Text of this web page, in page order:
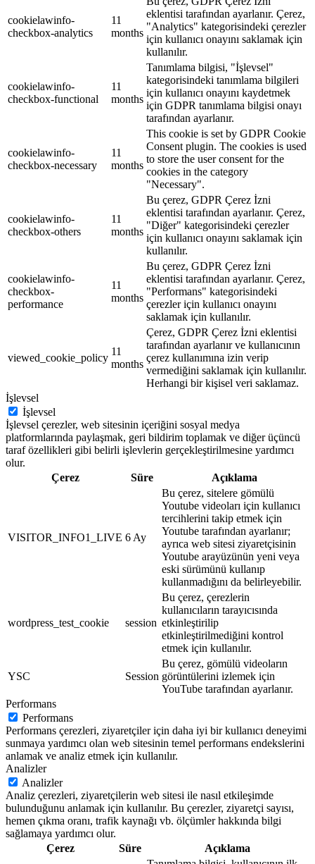
cookielawinfo-
checkbox-analytics
11
months
eklentisi tarafından ayarlanır. Çerez,
"Analytics" kategorisindeki çerezler
için kullanıcı onayını saklamak için
kullanılır.
cookielawinfo-
checkbox-functional
11
months
Tanımlama bilgisi, "İşlevsel"
kategorisindeki tanımlama bilgileri
için kullanıcı onayını kaydetmek
için GDPR tanımlama bilgisi onayı
tarafından ayarlanır.
cookielawinfo-
checkbox-necessary
11
months
This cookie is set by GDPR Cookie
Consent plugin. The cookies is used
to store the user consent for the
cookies in the category
"Necessary".
cookielawinfo-
checkbox-others
11
months
Bu çerez, GDPR Çerez İzni
eklentisi tarafından ayarlanır. Çerez,
"Diğer" kategorisindeki çerezler
için kullanıcı onayını saklamak için
kullanılır.
cookielawinfo-
checkbox-
performance
11
months
Bu çerez, GDPR Çerez İzni
eklentisi tarafından ayarlanır. Çerez,
"Performans" kategorisindeki
çerezler için kullanıcı onayını
saklamak için kullanılır.
viewed_cookie_policy
11
months
Çerez, GDPR Çerez İzni eklentisi
tarafından ayarlanır ve kullanıcının
çerez kullanımına izin verip
vermediğini saklamak için kullanılır.
Herhangi bir kişisel veri saklamaz.
İşlevsel
İşlevsel
İşlevsel çerezler, web sitesinin içeriğini sosyal medya
platformlarında paylaşmak, geri bildirim toplamak ve diğer üçüncü
taraf özellikleri gibi belirli işlevlerin gerçekleştirilmesine yardımcı
olur.
Çerez
Süre Açıklama
VISITOR_INFO1_LIVE 6 Ay
Bu çerez, sitelere gömülü
Youtube videoları için kullanıcı
tercihlerini takip etmek için
Youtube tarafından ayarlanır;
ayrıca web sitesi ziyaretçisinin
Youtube arayüzünün yeni veya
eski sürümünü kullanıp
kullanmadığını da belirleyebilir.
wordpress_test_cookie session
Bu çerez, çerezlerin
kullanıcıların tarayıcısında
etkinleştirilip
etkinleştirilmediğini kontrol
etmek için kullanılır.
YSC Session
Bu çerez, gömülü videoların
görüntülerini izlemek için
YouTube tarafından ayarlanır.
Performans
Performans
Performans çerezleri, ziyaretçiler için daha iyi bir kullanıcı deneyimi
sunmaya yardımcı olan web sitesinin temel performans endekslerini
anlamak ve analiz etmek için kullanılır.
Analizler
Analizler
Analiz çerezleri, ziyaretçilerin web sitesi ile nasıl etkileşimde
bulunduğunu anlamak için kullanılır. Bu çerezler, ziyaretçi sayısı,
hemen çıkma oranı, trafik kaynağı vb. ölçümler hakkında bilgi
sağlamaya yardımcı olur.
Çerez
Süre
Açıklama